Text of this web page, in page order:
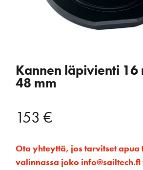
Kannen läpivienti
48 mm
153 €
Ota yhteyttä, jos tarvitset apua
valinnassa joko